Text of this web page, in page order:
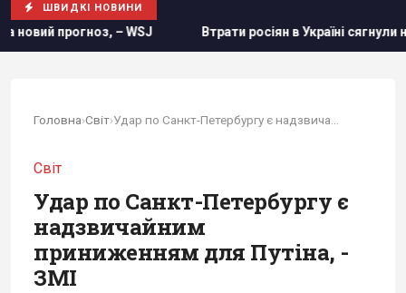
ШВИДКІ НОВИНИ
Втрати росіян в Україні сягнули нової психологічної
Головна›Світ›
Світ
Удар по Санкт-Петербургу є
надзвичайним
приниженням для Путіна, -
ЗМІ